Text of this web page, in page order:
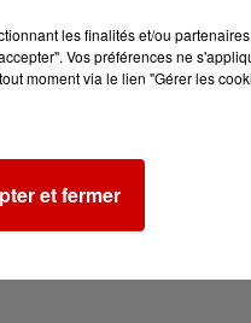
les finalités et/ou
Vos préférences ne
moment via le lien "Gérer les
et fermer